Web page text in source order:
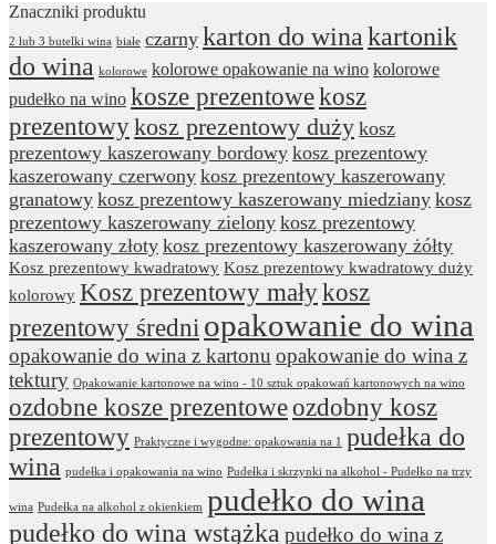
Znaczniki produktu
2 lub 3 butelki wina białe czarny karton do wina kartonik
do wina kolorowe kolorowe opakowanie na wino kolorowe
pudełko na wino kosze prezentowekosz
prezentowykosz prezentowy duży kosz
prezentowy kaszerowany bordowy kosz prezentowy
kaszerowany czerwony kosz prezentowy kaszerowany
granatowy kosz prezentowy kaszerowany miedziany kosz
prezentowy kaszerowany zielony kosz prezentowy
kaszerowany złoty kosz prezentowy kaszerowany żółty
Kosz prezentowy kwadratowy Kosz prezentowy kwadratowy duży
kolorowy Kosz prezentowy małykosz
prezentowy średni opakowanie do wina
opakowanie do wina z kartonu opakowanie do wina z
tektury Opakowanie kartonowe na wino - 10 sztuk opakowań kartonowych na wino
ozdobne kosze prezentoweozdobny kosz
prezentowy Praktyczne i wygodne: opakowania na 1
pudełka do
wina pudełka i opakowania na wino Pudełka i skrzynki na alkohol - Pudełko na trzy
wina Pudełka na alkohol z okienkiem pudełko do wina
pudełko do wina wstążka pudełko do wina z